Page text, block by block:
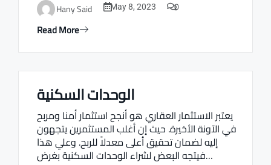
Hany Said May 8, 2023 0
Read More
Real estate Estate ville
الوحدات السكنية
يعتبر الاستثمار العقاري هو أنجح استثمار أمنا ومربح
في الآونة الأخيرة. حيث إن أغلب المستثمرين يتجهون
إليه لضمان تحقيق أعلى معدلاً للربح. وعلي هذا
فيتجه البعض لشراء الوحدات السكنية بغرض…